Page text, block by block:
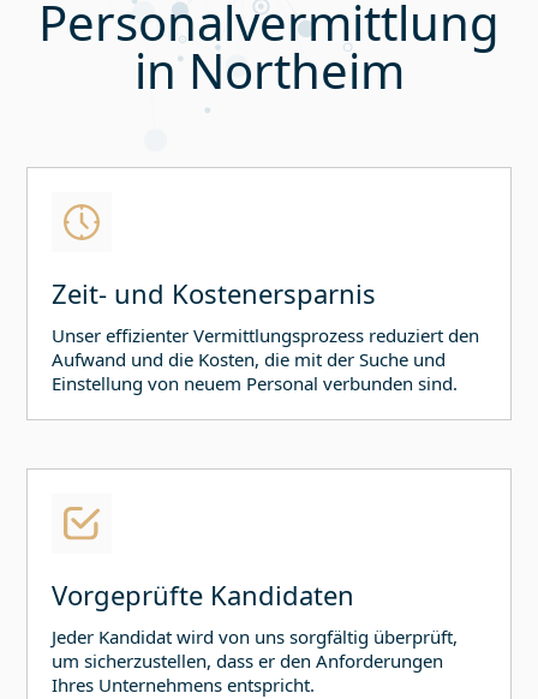
Personalvermittlung
inNortheim
Zeit- und Kostenersparnis
Unser effizienter Vermittlungsprozess reduziert den
Aufwand und die Kosten, die mit der Suche und
Einstellung von neuem Personal verbunden sind.
Vorgeprüfte Kandidaten
Jeder Kandidat wird von uns sorgfältig überprüft,
um sicherzustellen, dass er den Anforderungen
Ihres Unternehmens entspricht.